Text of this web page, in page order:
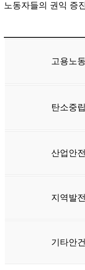
노동자들의 권익 증
고용노동
탄소중립
산업안전
지역발전
기타안건